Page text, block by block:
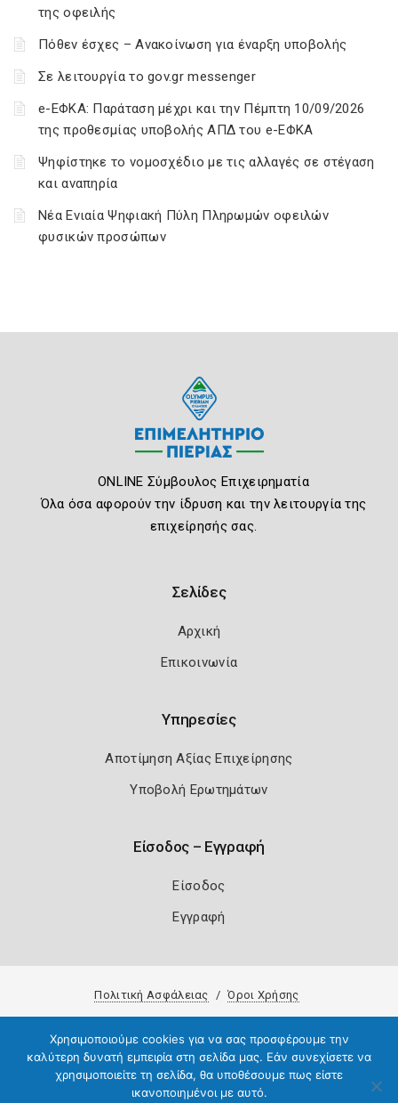
της οφειλής
Πόθεν έσχες – Ανακοίνωση για έναρξη υποβολής
Σε λειτουργία το gov.gr messenger
e-ΕΦΚΑ: Παράταση μέχρι και την Πέμπτη 10/09/2026
της προθεσμίας υποβολής ΑΠΔ του e-ΕΦΚΑ
Ψηφίστηκε το νομοσχέδιο με τις αλλαγές σε στέγαση
και αναπηρία
Νέα Ενιαία Ψηφιακή Πύλη Πληρωμών οφειλών
φυσικών προσώπων
ONLINE Σύμβουλος Επιχειρηματία
Όλα όσα αφορούν την ίδρυση και την λειτουργία της
επιχείρησής σας.
Σελίδες
Αρχική
Επικοινωνία
Υπηρεσίες
Αποτίμηση Αξίας Επιχείρησης
Υποβολή Ερωτημάτων
Είσοδος – Εγγραφή
Είσοδος
Εγγραφή
Πολιτική Ασφάλειας Όροι Χρήσης
Χρησιμοποιούμε cookies για να σας προσφέρουμε την
καλύτερη δυνατή εμπειρία στη σελίδα μας. Εάν συνεχίσετε να
χρησιμοποιείτε τη σελίδα, θα υποθέσουμε πως είστε
ικανοποιημένοι με αυτό.